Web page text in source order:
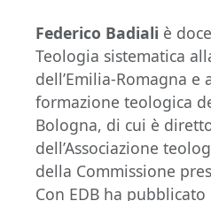
Federico Badiali è
Teologia sistematica
dell’Emilia-Romagna e
formazione teologica
Bologna, di cui è
dell’Associazione
della Commissione
Con EDB ha pubblicato